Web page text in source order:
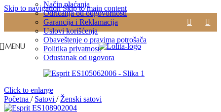
Skip to navigationSkip to main content
Način plaćanja
Odricanja od odgovornosti
Garancija i Reklamacija
Uslovi korišćenja
Obaveštenje o pravima potrošača
Politika privatnosti
Odustanak od ugovora
MENU
Click to enlarge
Početna / Satovi / Ženski satovi